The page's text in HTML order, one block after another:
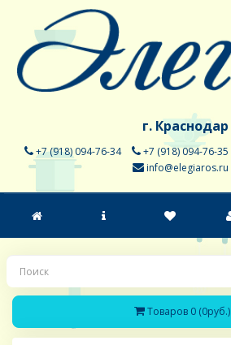
г. Краснодар
+7 (918) 094-76-34 +7 (918) 094-76-35
info@elegiaros.ru
Товаров 0 (0руб.)